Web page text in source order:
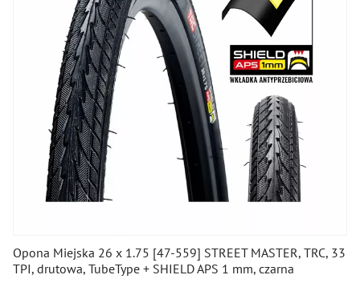
Opona Miejska 26 x 1.75 [47-559] STREET MASTER, TRC, 33
TPI, drutowa, TubeType + SHIELD APS 1 mm, czarna